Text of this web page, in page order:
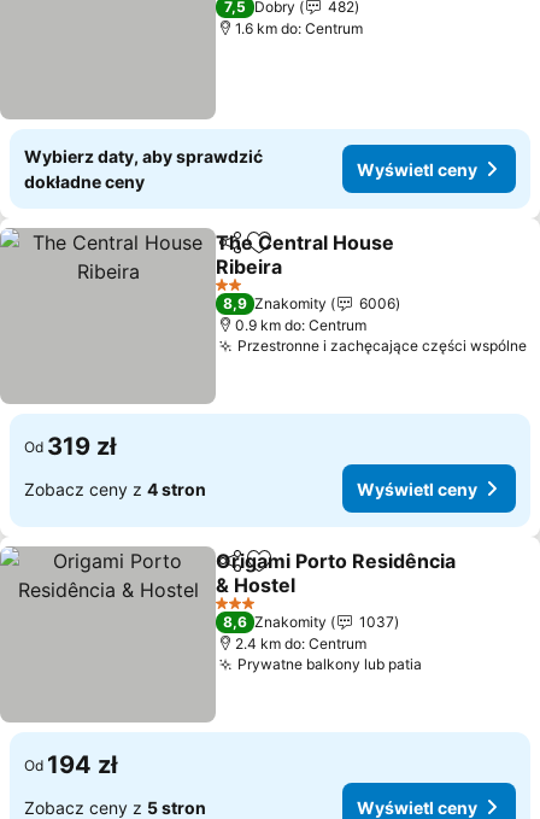
7,5 Dobry
482
1.6 km do: Centrum
Wybierz daty, aby sprawdzić
dokładne ceny
Wyświetl ceny
Udostępnij
Dodaj do ulubionych
The Central House
Ribeira
2 Kategoria
8,9 Znakomity
6006
0.9 km do: Centrum
Przestronne i zachęcające części wspólne
Od 319 zł
Zobacz ceny z 4 stron Wyświetl ceny
UdostępnijDodaj do ulubionych
Origami Porto Residência
& Hostel
3 Kategoria
8,6 Znakomity
1037
2.4 km do: Centrum
Prywatne balkony lub patia
Od 194 zł
Zobacz ceny z 5 stron Wyświetl ceny